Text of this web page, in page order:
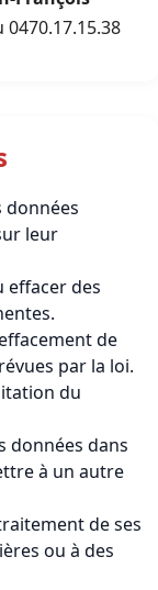
données
leur
des
de
par la loi.
du
données dans
à un autre
de ses
ou à des